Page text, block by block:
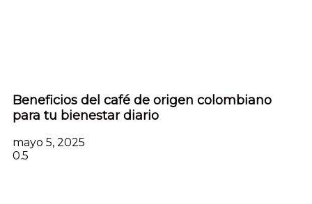
Beneficios del café de origen colombiano
para tu bienestar diario
mayo 5, 2025